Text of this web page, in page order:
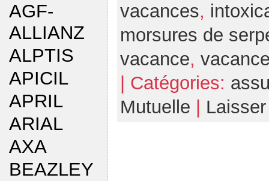
AGF-
ALLIANZ
ALPTIS
APICIL
APRIL
ARIAL
AXA
BEAZLEY
vacances,
morsures de
vacance,
| Catégories:
Mutuelle